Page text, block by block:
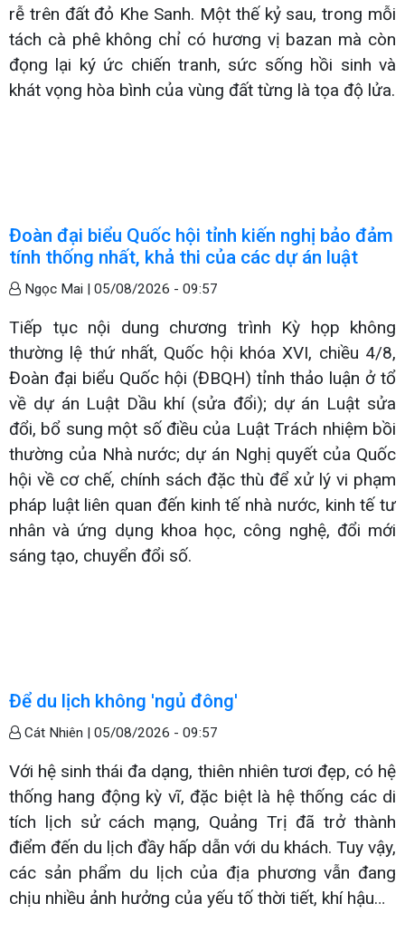
rễ trên đất đỏ Khe Sanh. Một thế kỷ sau, trong mỗi
tách cà phê không chỉ có hương vị bazan mà còn
đọng lại ký ức chiến tranh, sức sống hồi sinh và
khát vọng hòa bình của vùng đất từng là tọa độ lửa.
Đoàn đại biểu Quốc hội tỉnh kiến nghị bảo đảm
tính thống nhất, khả thi của các dự án luật
Ngọc Mai | 05/08/2026 - 09:57
Tiếp tục nội dung chương trình Kỳ họp không
thường lệ thứ nhất, Quốc hội khóa XVI, chiều 4/8,
Đoàn đại biểu Quốc hội (ĐBQH) tỉnh thảo luận ở tổ
về dự án Luật Dầu khí (sửa đổi); dự án Luật sửa
đổi, bổ sung một số điều của Luật Trách nhiệm bồi
thường của Nhà nước; dự án Nghị quyết của Quốc
hội về cơ chế, chính sách đặc thù để xử lý vi phạm
pháp luật liên quan đến kinh tế nhà nước, kinh tế tư
nhân và ứng dụng khoa học, công nghệ, đổi mới
sáng tạo, chuyển đổi số.
Để du lịch không 'ngủ đông'
Cát Nhiên | 05/08/2026 - 09:57
Với hệ sinh thái đa dạng, thiên nhiên tươi đẹp, có hệ
thống hang động kỳ vĩ, đặc biệt là hệ thống các di
tích lịch sử cách mạng, Quảng Trị đã trở thành
điểm đến du lịch đầy hấp dẫn với du khách. Tuy vậy,
các sản phẩm du lịch của địa phương vẫn đang
chịu nhiều ảnh hưởng của yếu tố thời tiết, khí hậu…